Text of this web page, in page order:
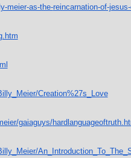
meier-as-the-reincarnation-of-
Creation%27s_ Love
gaiaguys/
An_